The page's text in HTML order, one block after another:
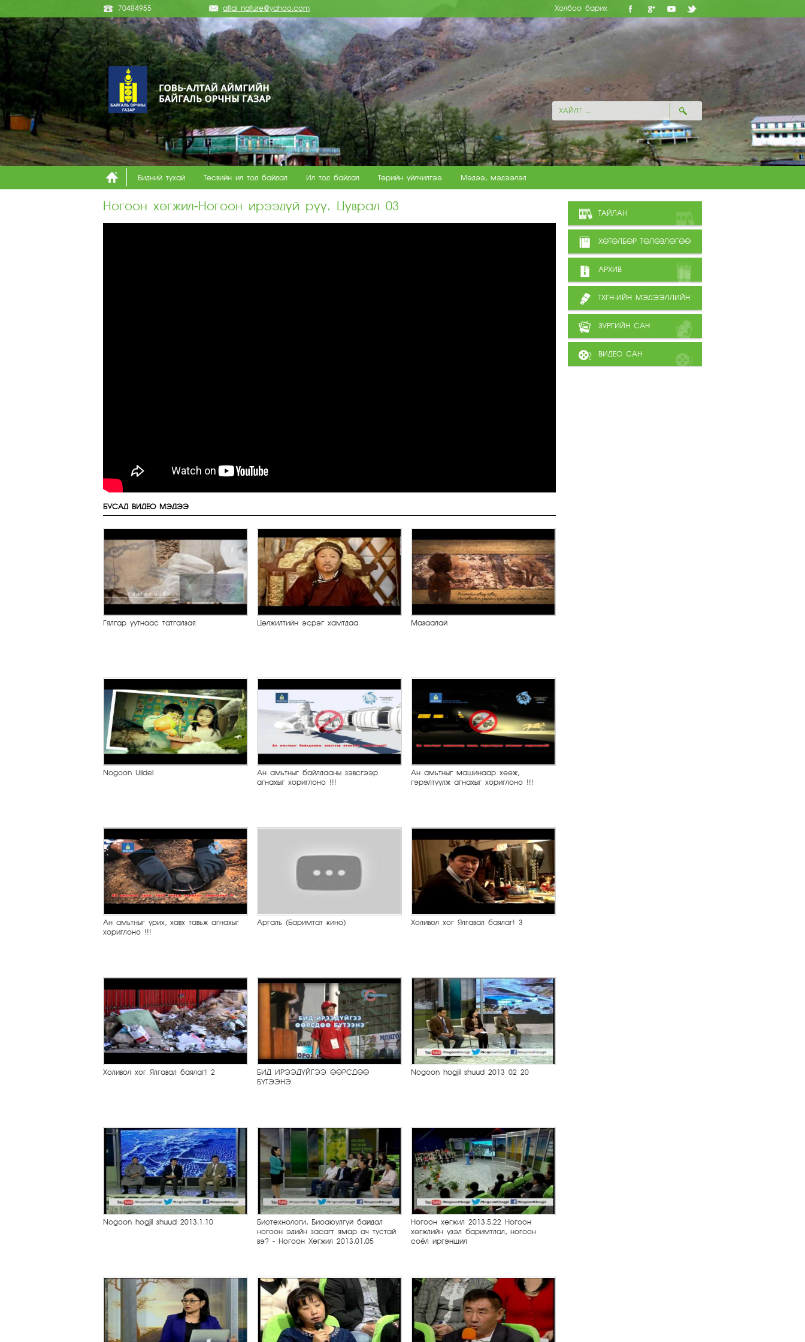
70484955 altai_nature@yahoo.com Холбоо барих
Бидний тухай Төсвийн ил тод байдал Ил тод байдал Төрийн үйлчилгээ Мэдээ, мэдээлэл
Ногоон хөгжил-Ногоон ирээдүй рүү. Цуврал 03
БУСАД ВИДЕО МЭДЭЭ
Гялгар уутнаас татгалзая Цөлжилтийн эсрэг хамтдаа Мазаалай
Nogoon Uildel
Ан амьтныг байлдааны зэвсгээр
агнахыг хориглоно !!!
Ан амьтныг машинаар хөөж,
гэрэлтүүлж агнахыг хориглоно !!!
Ан амьтныг үрих, хавх тавьж агнахыг
хориглоно !!!
Аргаль (Баримтат кино) Холивол хог Ялгавал баялаг! 3
Холивол хог Ялгавал баялаг! 2
БИД ИРЭЭДҮЙГЭЭ ӨӨРСДӨӨ
БҮТЭЭНЭ
Nogoon hogjil shuud 2013 02 20
Nogoon hogjil shuud 2013.1.10
Биотехнологи, Биоаюулгүй байдал
ногоон эдийн засагт ямар ач тустай
вэ? - Ногоон Хөгжил 2013.01.05
Ногоон хөгжил 2013.5.22 Ногоон
хөгжлийн үзэл баримтлал, ногоон
соёл иргэншил
ТАЙЛАН
ХӨТӨЛБӨР ТӨЛӨВЛӨГӨӨ
АРХИВ
ТХГН-ИЙН МЭДЭЭЛЛИЙН
САН ЗУРГИЙН САН
ВИДЕО САН